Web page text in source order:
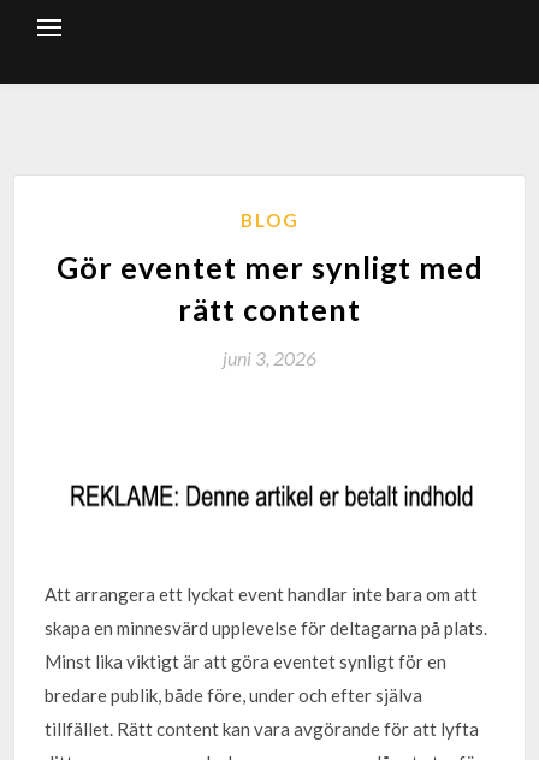
BLOG
Gör eventet mer synligt med
rätt content
juni 3, 2026
Att arrangera ett lyckat event handlar inte bara om att
skapa en minnesvärd upplevelse för deltagarna på plats.
Minst lika viktigt är att göra eventet synligt för en
bredare publik, både före, under och efter själva
tillfället. Rätt content kan vara avgörande för att lyfta